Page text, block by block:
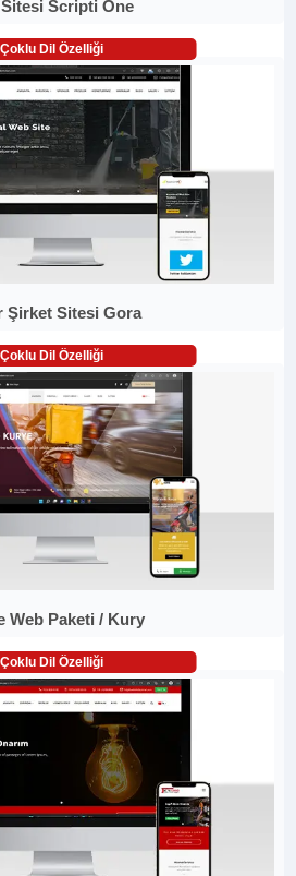
Scripti One
Çoklu Dil Özelliği
Şirket Sitesi Gora
Çoklu Dil Özelliği
Web Paketi / Kury
Çoklu Dil Özelliği